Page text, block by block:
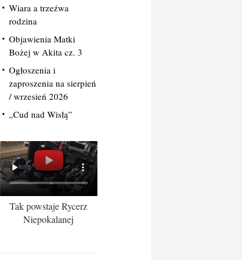
Wiara a trzeźwa
rodzina
Objawienia Matki
Bożej w Akita cz. 3
Ogłoszenia i
zaproszenia na sierpień
/ wrzesień 2026
„Cud nad Wisłą”
Tak powstaje Rycerz
Niepokalanej